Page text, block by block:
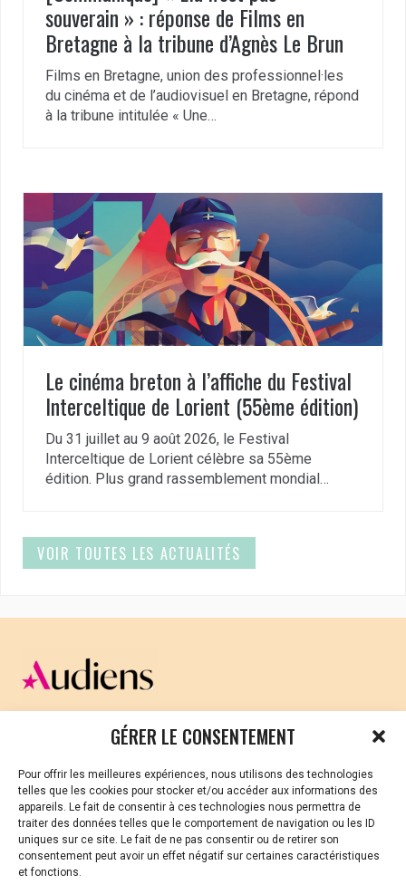
GÉRER LE CONSENTEMENT
Pour offrir les meilleures expériences, nous utilisons des technologies
telles que les cookies pour stocker et/ou accéder aux informations des
appareils. Le fait de consentir à ces technologies nous permettra de
traiter des données telles que le comportement de navigation ou les ID
uniques sur ce site. Le fait de ne pas consentir ou de retirer son
consentement peut avoir un effet négatif sur certaines caractéristiques
et fonctions.
souverain » : réponse de Films en
Bretagne à la tribune d’Agnès Le Brun
Films en Bretagne, union des professionnel·les
du cinéma et de l’audiovisuel en Bretagne, répond
à la tribune intitulée « Une…
Le cinéma breton à l’affiche du Festival
Interceltique de Lorient (55ème édition)
Du 31 juillet au 9 août 2026, le Festival
Interceltique de Lorient célèbre sa 55ème
édition. Plus grand rassemblement mondial…
VOIR TOUTES LES ACTUALITÉS
CELLULE D’ÉCOUTE ET DE SOUTIEN PSYCHOLOGIQUE ET
Vous avez été témoin ou vous êtes victime de VSS ? Ou
vous êtes référent·es harcèlement en besoin de soutien
ou d’informations ?
01 87 20 30 90